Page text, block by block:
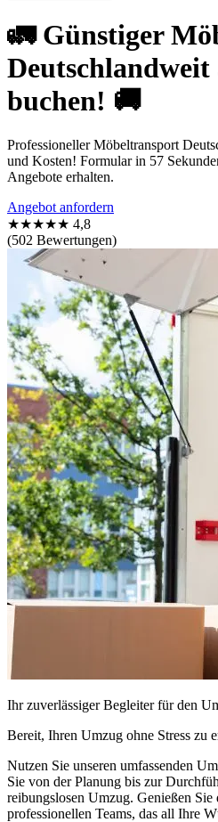
🚛 Günstiger
Deutschlandweit
buchen! 🚚
Professioneller Möbeltransport
und Kosten! Formular in 57
Angebote erhalten.
Angebot anfordern
★★★★★ 4,8
(502 Bewertungen)
Ihr zuverlässiger Begleiter für den
Bereit, Ihren Umzug ohne Stress zu
Nutzen Sie unseren umfassenden
Sie von der Planung bis zur
reibungslosen Umzug. Genießen
professionellen Teams, das all Ihre